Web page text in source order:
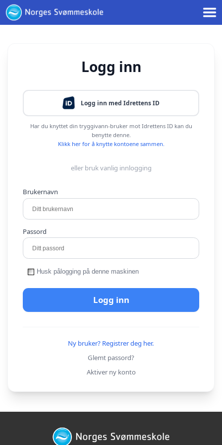
Logg inn
Logg inn med Idrettens ID
Har du knyttet din tryggivann-bruker mot Idrettens ID kan du
benytte denne.
Klikk her for å knytte kontoene sammen.
eller bruk vanlig innlogging
Brukernavn
Passord
Husk pålogging på denne maskinen
Logg inn
Ny bruker? Registrer deg her.
Glemt passord?
Aktiver ny konto